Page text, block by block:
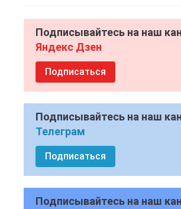
Подписывайтесь на наш
Яндекс Дзен
Подписаться
Подписывайтесь на наш
Телеграм
Подписаться
Подписывайтесь на наш